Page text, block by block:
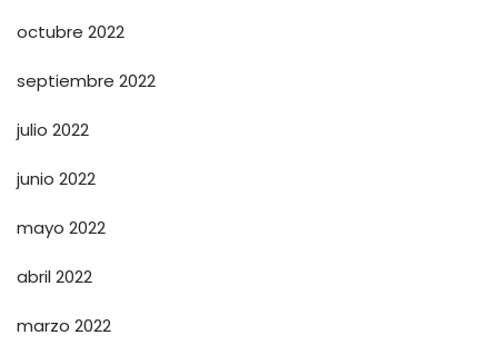
octubre 2022
septiembre 2022
julio 2022
junio 2022
mayo 2022
abril 2022
marzo 2022